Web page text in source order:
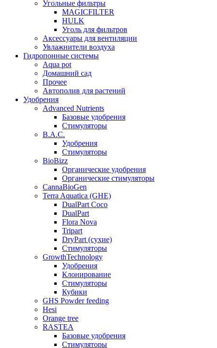
Угольные фильтры
MAGICFILTER
HULK
Уголь для фильтров
Аксессуары для вентиляции
Увлажнители воздуха
Гидропонные системы
Aqua pot
Домашний сад
Прочее
Автополив для растений
Удобрения
Advanced Nutrients
Базовые удобрения
Стимуляторы
B.A.C.
Удобрения
Стимуляторы
BioBizz
Органические удобрения
Органические стимуляторы
CannaBioGen
Terra Aquatica (GHE)
DualPart Coco
DualPart
Flora Nova
Tripart
DryPart (сухие)
Стимуляторы
GrowthTechnology
Удобрения
Клонирование
Стимуляторы
Кубики
GHS Powder feeding
Hesi
Orange tree
RASTEA
Базовые удобрения
Стимуляторы